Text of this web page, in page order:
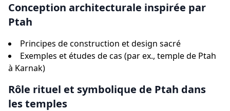
Conception architecturale inspirée par
Ptah
Principes de construction et design sacré
Exemples et études de cas (par ex., temple de Ptah
à Karnak)
Rôle rituel et symbolique de Ptah dans
les temples